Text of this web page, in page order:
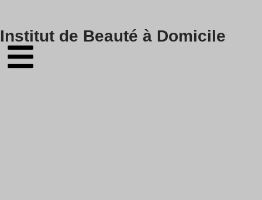
Skip
to
content
Institut de Beauté à Domicile